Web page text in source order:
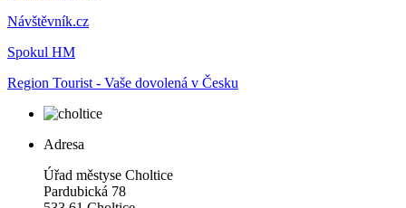
Návštěvník.cz
Spokul HM
Region Tourist - Vaše dovolená v Česku
Adresa
Úřad městyse Choltice
Pardubická 78